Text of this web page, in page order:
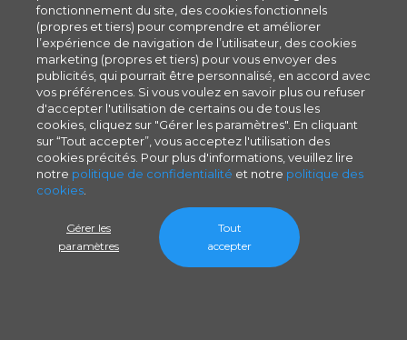
fonctionnement du site, des cookies fonctionnels
(propres et tiers) pour comprendre et améliorer
l’expérience de navigation de l’utilisateur, des cookies
marketing (propres et tiers) pour vous envoyer des
publicités, qui pourrait être personnalisé, en accord avec
vos préférences. Si vous voulez en savoir plus ou refuser
d'accepter l'utilisation de certains ou de tous les
cookies, cliquez sur "Gérer les paramètres". En cliquant
sur “Tout accepter”, vous acceptez l'utilisation des
cookies précités. Pour plus d'informations, veuillez lire
notre politique de confidentialité et notre politique des
cookies
Gérer les
paramètres
Tout
accepter